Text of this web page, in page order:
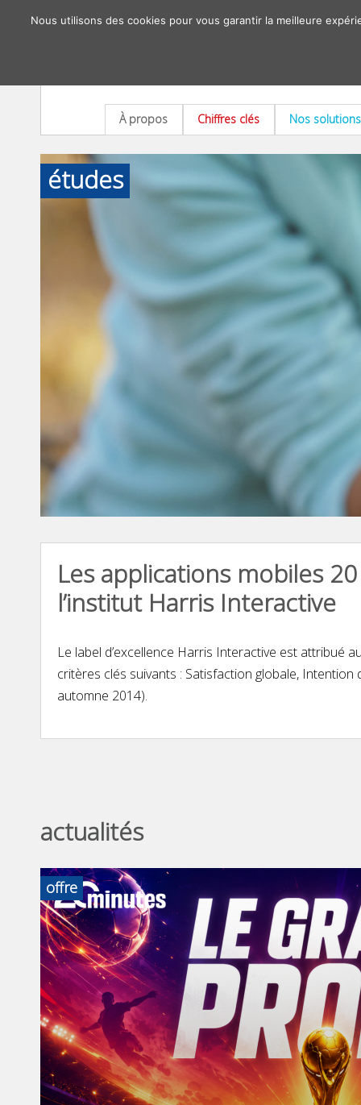
À propos Chiffres clés Nos solutions
études
Les applications mobiles
l’institut Harris Interactive
Le label d’excellence Harris Interactive est attribué
critères clés suivants : Satisfaction globale,
automne 2014).
actualités
offre
Nous utilisons des cookies pour vous garantir la meilleure